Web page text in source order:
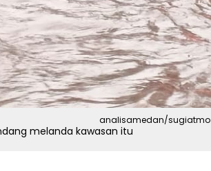
analisamedan/sugiatmo
melanda kawasan itu